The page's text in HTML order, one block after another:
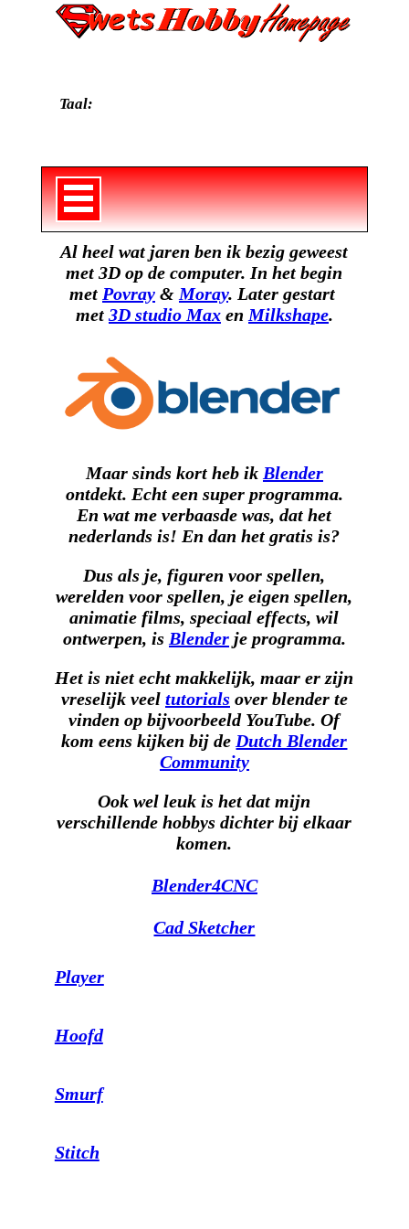
Taal:
Al heel wat jaren ben ik bezig geweest
met 3D op de computer. In het begin
met Povray& Moray. Later gestart
met 3D studio Maxen Milkshape.
Maar sinds kort heb ik Blender
ontdekt. Echt een super programma.
En wat me verbaasde was, dat het
nederlands is! En dan het gratis is?
Dus als je, figuren voor spellen,
werelden voor spellen, je eigen spellen,
animatie films, speciaal effects, wil
ontwerpen, is Blenderje programma.
Het is niet echt makkelijk, maar er zijn
vreselijk veel tutorials over blender te
vinden op bijvoorbeeld YouTube. Of
kom eens kijken bij de Dutch Blender
Community
Ook wel leuk is het dat mijn
verschillende hobbys dichter bij elkaar
komen.
Blender4CNC
Cad Sketcher
Player
Hoofd
Smurf
Stitch